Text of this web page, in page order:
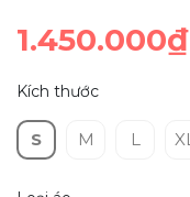
1.450.000₫
Kích thước
S M L XL